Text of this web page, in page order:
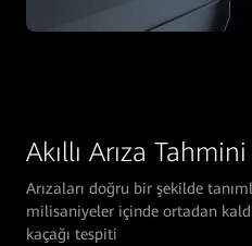
Akıllı Arıza Tahmini
Arızaları doğru bir şekilde
milisaniyeler içinde ortadan
kaçağı tespiti